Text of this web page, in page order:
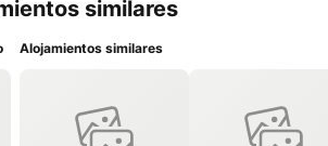
desde donde podrá disfrutar de un
similares
Alojamientos similares